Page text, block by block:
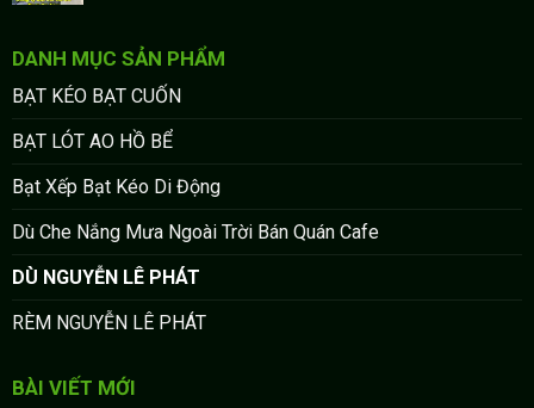
DANH MỤC SẢN PHẨM
BẠT KÉO BẠT CUỐN
BẠT LÓT AO HỒ BỂ
Bạt Xếp Bạt Kéo Di Động
Dù Che Nắng Mưa Ngoài Trời Bán Quán Cafe
DÙ NGUYỄN LÊ PHÁT
RÈM NGUYỄN LÊ PHÁT
BÀI VIẾT MỚI